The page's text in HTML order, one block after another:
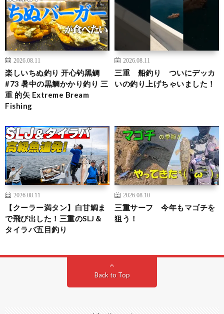
2026.08.11
楽しいちぬ釣り 开心钓黑鲷
#73 暑中の黒鯛かかり釣り 三
重 的矢 Extreme Bream
Fishing
2026.08.11
三重 船釣り ついにデッカ
いの釣り上げちゃいました！
2026.08.11
【クーラー満タン】白甘鯛ま
で飛び出した！三重のSLJ＆
タイラバ五目釣り
2026.08.10
三重サーフ 今年もマゴチを
狙う！
Back to Top